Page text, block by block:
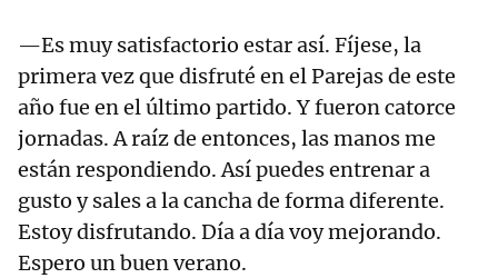
—Es muy satisfactorio estar así. Fíjese, la
primera vez que disfruté en el Parejas de este
año fue en el último partido. Y fueron catorce
jornadas. A raíz de entonces, las manos me
están respondiendo. Así puedes entrenar a
gusto y sales a la cancha de forma diferente.
Estoy disfrutando. Día a día voy mejorando.
Espero un buen verano.